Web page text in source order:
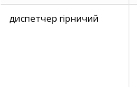
диспетчер гірничий